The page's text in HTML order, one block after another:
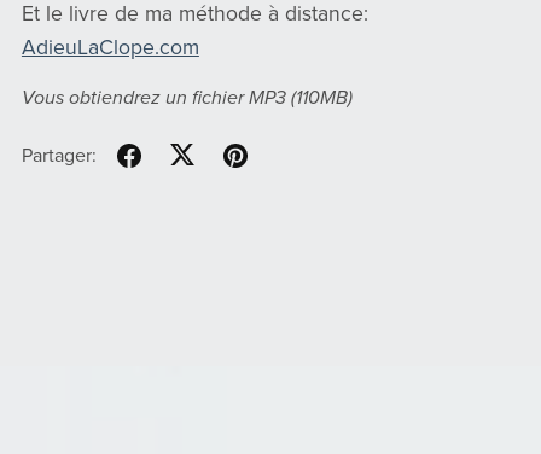
Et le livre de ma méthode à distance:
AdieuLaClope.com
Vous obtiendrez un fichier MP3 (110MB)
Partager: